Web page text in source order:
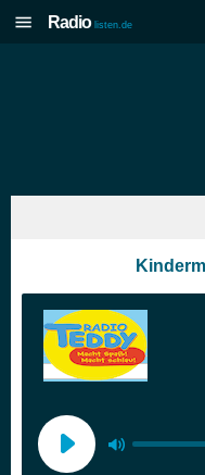
Radio listen.de